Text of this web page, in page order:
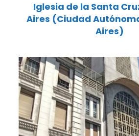
Iglesia de la Santa
Aires (Ciudad
Aires)